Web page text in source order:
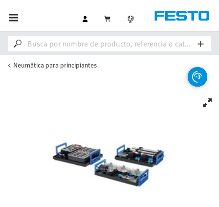
Neumática para principiantes